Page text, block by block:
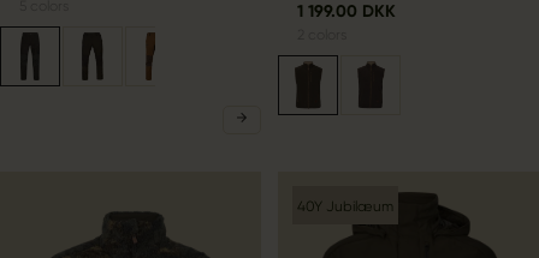
1 199.00 DKK
40Y Jubilæum